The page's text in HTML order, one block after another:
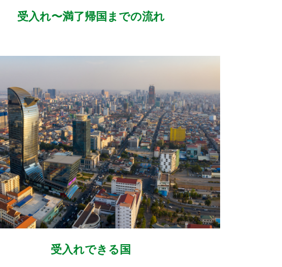
受入れ〜満了帰国までの流れ
受入れできる国